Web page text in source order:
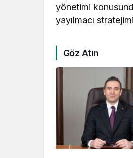
yönetimi
yayılmacı
Göz Atın